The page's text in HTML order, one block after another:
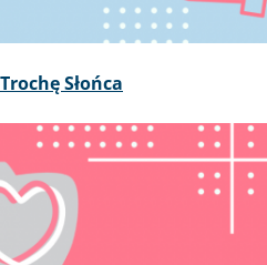
Słońca